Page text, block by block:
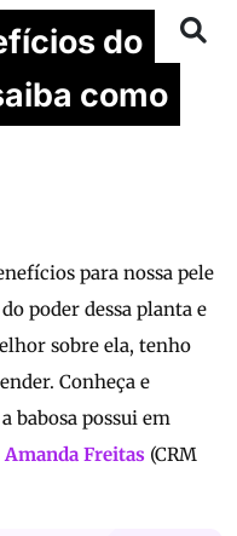
do
como
para nossa pele
poder dessa planta e
sobre ela, tenho
Conheça e
babosa possui em
Amanda Freitas (CRM